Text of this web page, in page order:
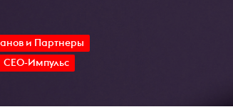
и Партнеры
СЕО-Импульс